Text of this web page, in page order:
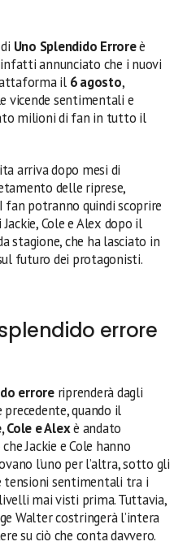
Uno Splendido Erroreè
annunciato che i nuovi
il 6 agosto,
vicende sentimentali e
milioni di fan in tutto il
arriva dopo mesi di
delle riprese,
potranno quindi scoprire
Cole e Alex dopo il
stagione, che ha lasciato in
futuro dei protagonisti.
errore
erroreriprenderà dagli
quando il
Cole e Alexè andato
Jackie e Cole hanno
l’uno per l’altra, sotto gli
tensioni sentimentali tra i
mai visti prima. Tuttavia,
Walter costringerà l’intera
su ciò che conta davvero.